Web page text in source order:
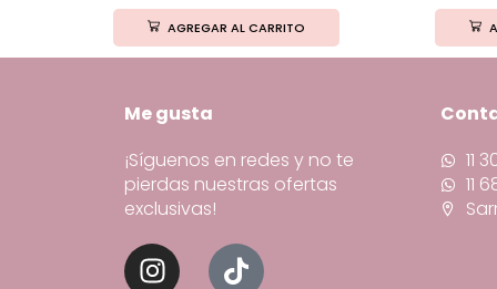
AGREGAR AL CARRITO
Me gusta
¡Síguenos en redes y no te
pierdas nuestras ofertas
exclusivas!
11
11